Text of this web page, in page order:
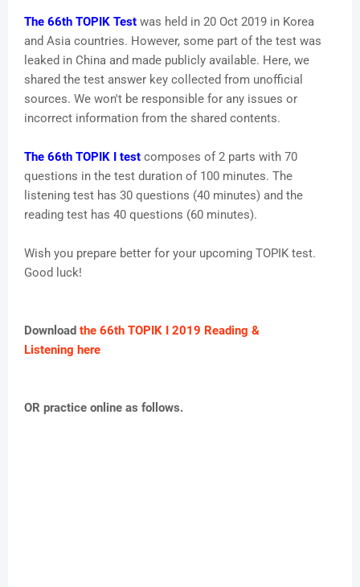
The 66th TOPIK Test was held in 20 Oct 2019 in Korea
and Asia countries. However, some part of the test was
leaked in China and made publicly available. Here, we
shared the test answer key collected from unofficial
sources. We won't be responsible for any issues or
incorrect information from the shared contents.
The 66th TOPIK I test composes of 2 parts with 70
questions in the test duration of 100 minutes. The
listening test has 30 questions (40 minutes) and the
reading test has 40 questions (60 minutes).
Wish you prepare better for your upcoming TOPIK test.
Good luck!
Download the 66th TOPIK I 2019 Reading &
Listening here
OR practice online as follows.